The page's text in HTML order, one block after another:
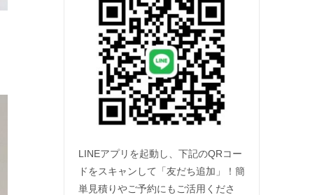
LINEアプリを起動し、下記のQRコー
ドをスキャンして「友だち追加」！簡
単見積りやご予約にもご活用くださ